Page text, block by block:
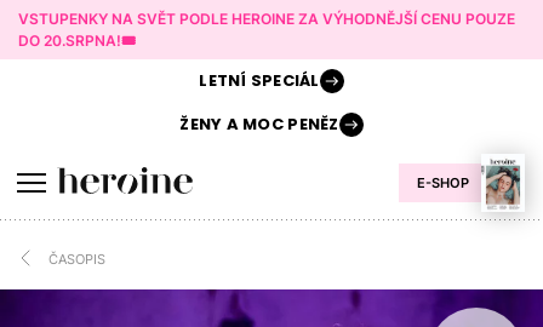
VSTUPENKY NA SVĚT PODLE HEROINE ZA VÝHODNĚJŠÍ CENU POUZE
DO 20.SRPNA!🎟️
E-SHOP
LETNÍ SPECIÁL
ŽENY AMOC PENĚZ
ČASOPIS